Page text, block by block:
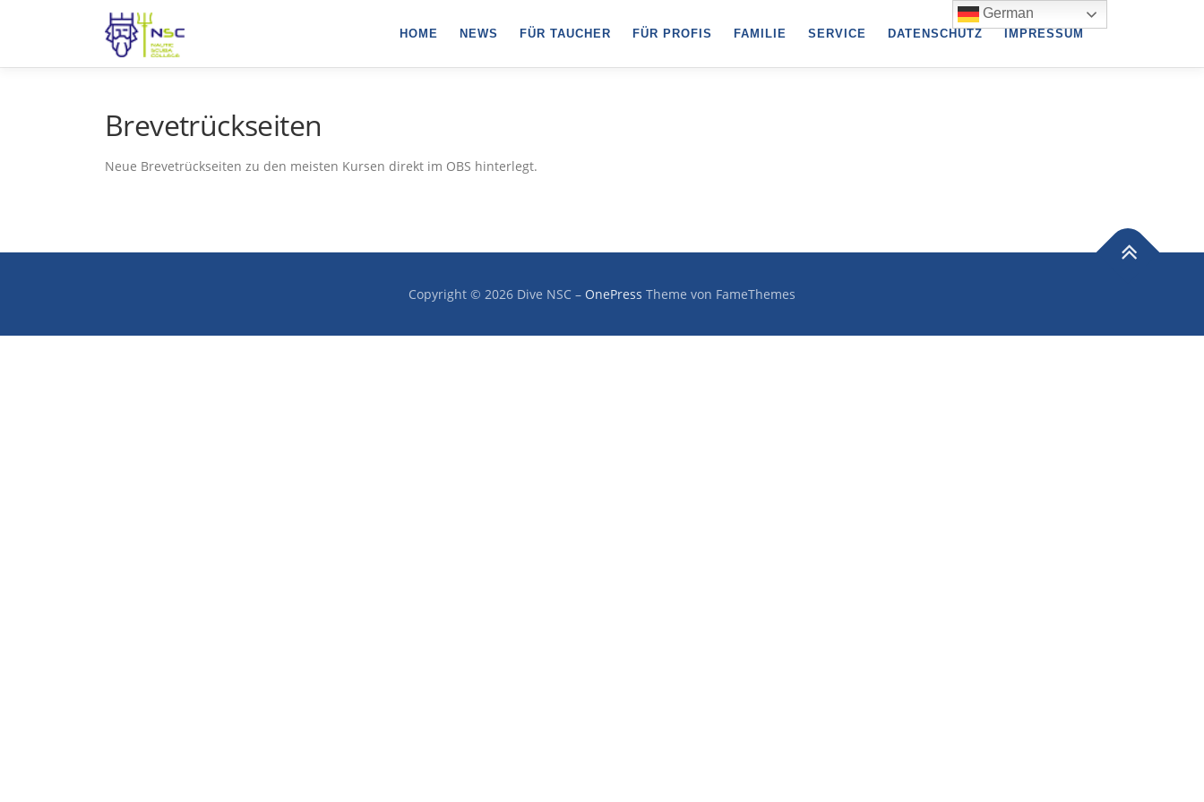
HOME NEWS FÜR TAUCHER FÜR PROFIS FAMILIE SERVICE DATENSCHUTZ IMPRESSUM
Brevetrückseiten
Neue Brevetrückseiten zu den meisten Kursen direkt im OBS hinterlegt.
Copyright © 2026 Dive NSC – OnePress Theme von FameThemes
German